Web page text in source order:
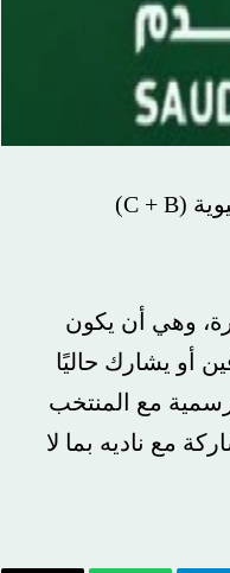
فتحت الإدارة الفنية في الاتحاد السعودي لكرة القدم، باب التسجيل لدورة الرخصة الآسيوية (C + B)
وهي أن يكون
أو يشارك حاليًا
إضافة لمشاركته في 25 مباراة دولية ورسمية مع المنتخب
مع ناديه بما لا